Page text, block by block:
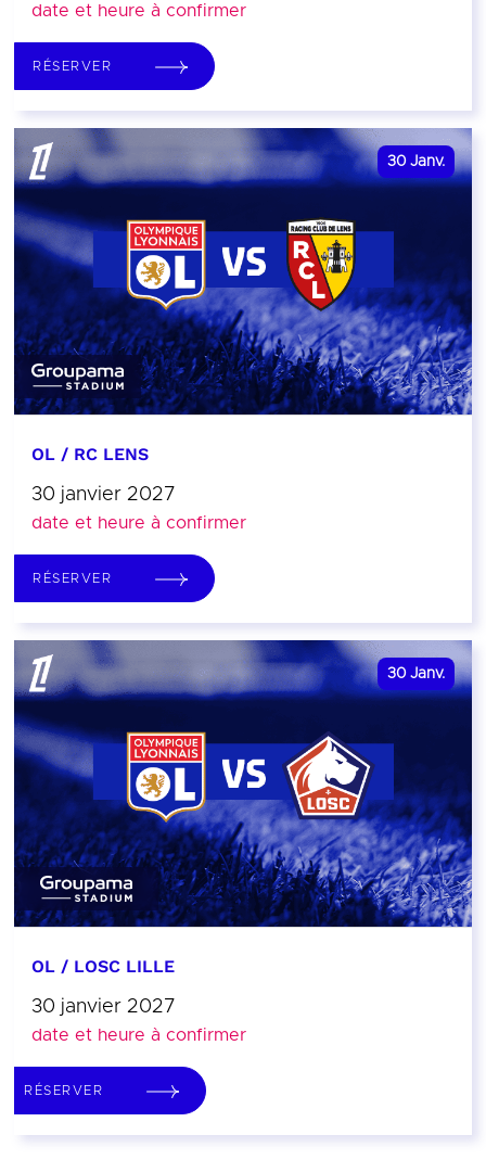
date et heure à confirmer
RÉSERVER
30 Janv.
OL / RC LENS
30 janvier 2027
date et heure à confirmer
RÉSERVER
30 Janv.
OL / LOSC LILLE
30 janvier 2027
date et heure à confirmer
RÉSERVER